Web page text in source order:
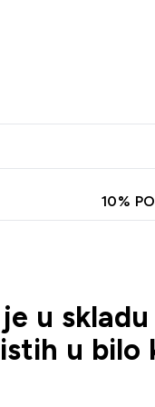
10%
u skladu
u bilo